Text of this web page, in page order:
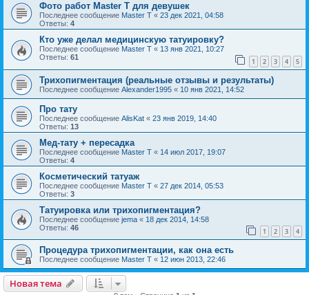
Фото работ Master T для девушек
Последнее сообщение Master T « 23 дек 2021, 04:58
Ответы: 4
Кто уже делал медицинскую татуировку?
Последнее сообщение Master T « 13 янв 2021, 10:27
Ответы: 61 1 2 3 4 5
Трихопигментация (реальные отзывы и результаты)
Последнее сообщение Alexander1995 « 10 янв 2021, 14:52
Про тату
Последнее сообщение AlisKat « 23 янв 2019, 14:40
Ответы: 13
Мед-тату + пересадка
Последнее сообщение Master T « 14 июл 2017, 19:07
Ответы: 4
Косметический татуаж
Последнее сообщение Master T « 27 дек 2014, 05:53
Ответы: 3
Татуировка или трихопигментация?
Последнее сообщение jema « 18 дек 2014, 14:58
Ответы: 46 1 2 3 4
Процедура трихопигментации, как она есть
Последнее сообщение Master T « 12 июн 2013, 22:46
Новая тема